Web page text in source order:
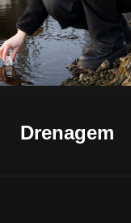
Drenagem